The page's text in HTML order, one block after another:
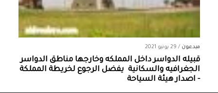
مبدعون / 29 يونيو 2021
قبيله الدواسر داخل المملكه وخارجها ‏مناطق الدواسر
الجغرافيه والسكانية ‏ يفضل الرجوع لخريطة المملكة
- اصدار هيئة السياحة